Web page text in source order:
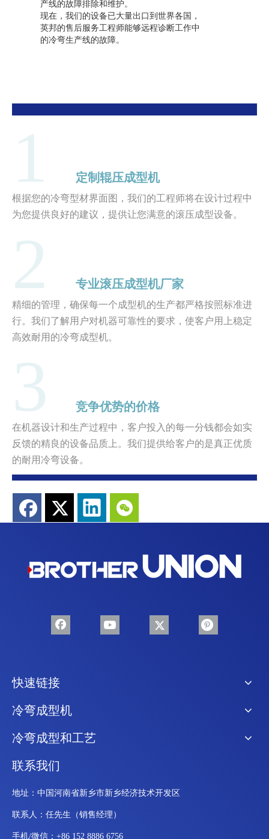
产线的故障排除和维护。
现在，我们的设备已大量出口到世界各国，
英邦的售后服务工程师能够远程诊断工作中
的冷弯生产线的故障。
1 定制辊压成型机
根据您的冷弯型材界面图，我们的工程师将在设计过程中
为您提供良好的建议，提供让您满意的滚压成型设备。
2 专业滚压成型机厂家
精细的管理，确保每一个成型机的生产都严格按照标准进
行。我们了解用户对机器可靠性的要求，使客户用上稳定
高效耐用的冷弯成型机。
3 竞争优势的价格
在机器设计和生产过程中，客户投入的每一分钱都会如实
反馈的精良的设备品质上。我们提供给客户的是真正优质
的耐用冷弯设备。
快速链接
冷弯成型机
冷弯成型和工艺
联系我们
地址：中国河南省新乡市新乡经济技术开发区
联系人：任先生（销售经理）
手机/微信：+86 152 8886 6756